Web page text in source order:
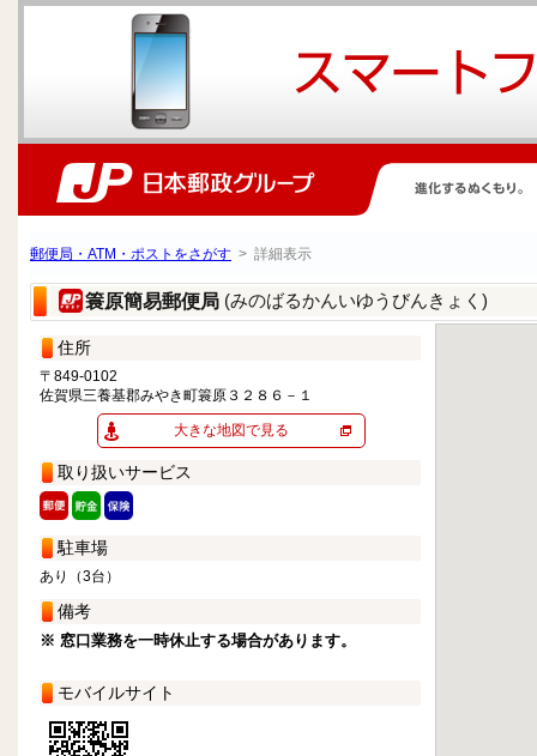
郵便局・ATM・ポストをさがす > 詳細表示
簑原簡易郵便局 (みのばるかんいゆうびんきょく)
住所
〒849-0102
佐賀県三養基郡みやき町簑原３２８６－１
大きな地図で見る
取り扱いサービス
駐車場
あり（3台）
備考
※ 窓口業務を一時休止する場合があります。
モバイルサイト